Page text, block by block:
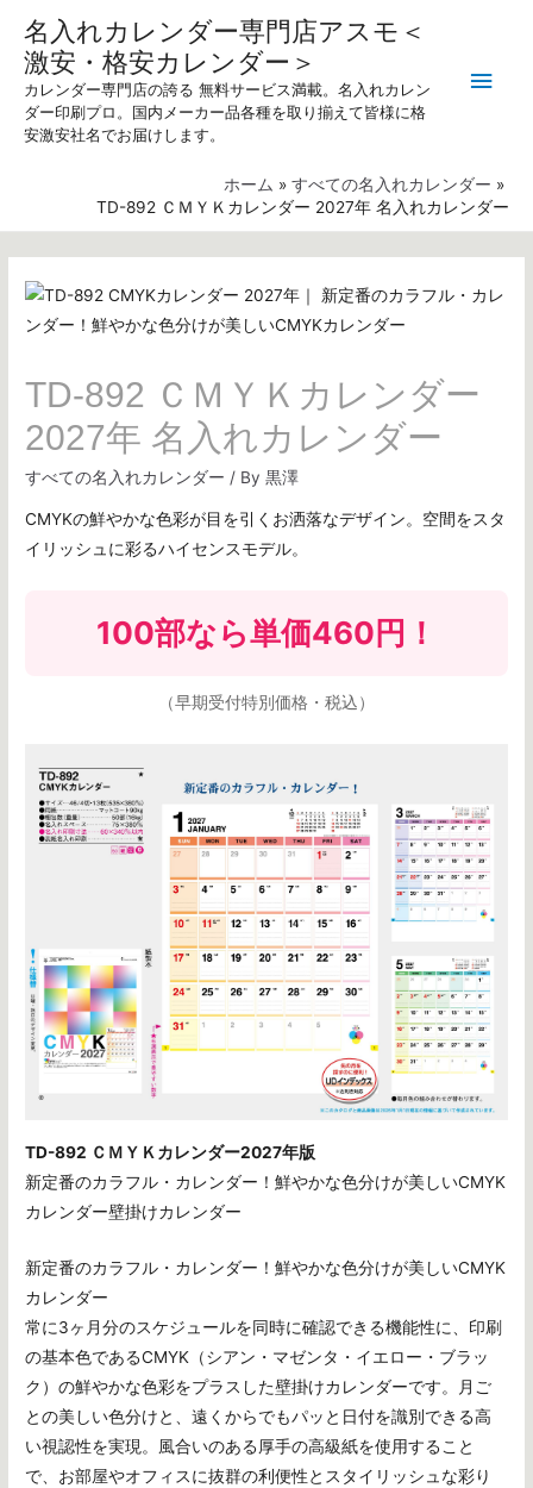
名入れカレンダー専門店アスモ＜
激安・格安カレンダー＞
カレンダー専門店の誇る 無料サービス満載。名入れカレン
ダー印刷プロ。国内メーカー品各種を取り揃えて皆様に格
安激安社名でお届けします。
メ
ン
メ
ニ
ー
ホーム
すべての名入れカレンダー
TD-892 ＣＭＹＫカレンダー 2027年 名入れカレンダー
TD-892 ＣＭＹＫカレンダー
2027年 名入れカレンダー
すべての名入れカレンダー / By黒澤
CMYKの鮮やかな色彩が目を引くお洒落なデザイン。空間をスタ
イリッシュに彩るハイセンスモデル。
100部なら単価460円 ！
（早期受付特別価格・税込）
TD-892 ＣＭＹＫカレンダー2027年版
新定番のカラフル・カレンダー！鮮やかな色分けが美しいCMYK
カレンダー壁掛けカレンダー
新定番のカラフル・カレンダー！鮮やかな色分けが美しいCMYK
カレンダー
常に3ヶ月分のスケジュールを同時に確認できる機能性に、印刷
の基本色であるCMYK（シアン・マゼンタ・イエロー・ブラッ
ク）の鮮やかな色彩をプラスした壁掛けカレンダーです。月ご
との美しい色分けと、遠くからでもパッと日付を識別できる高
い視認性を実現。風合いのある厚手の高級紙を使用すること
で、お部屋やオフィスに抜群の利便性とスタイリッシュな彩り